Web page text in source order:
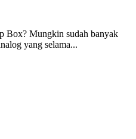
Box? Mungkin sudah banyak
yang selama...